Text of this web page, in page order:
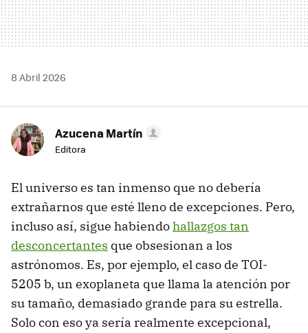
8 Abril 2026
Azucena Martín
Editora
El universo es tan inmenso que no debería
extrañarnos que esté lleno de excepciones. Pero,
incluso así, sigue habiendohallazgos tan
desconcertantes que obsesionan a los
astrónomos. Es, por ejemplo, el caso de TOI-
5205 b, un exoplaneta que llama la atención por
su tamaño, demasiado grande para su estrella.
Solo con eso ya sería realmente excepcional,